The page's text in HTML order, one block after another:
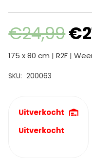
€24,99€
175 x 80 cm | R2F |
SKU: 200063
Uitverkocht
Uitverkocht